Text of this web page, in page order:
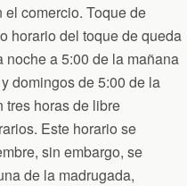
comercio. Toque de
horario del toque de queda
noche a 5:00 de la mañana
domingos de 5:00 de la
tres horas de libre
Este horario se
sin embargo, se
de la madrugada,